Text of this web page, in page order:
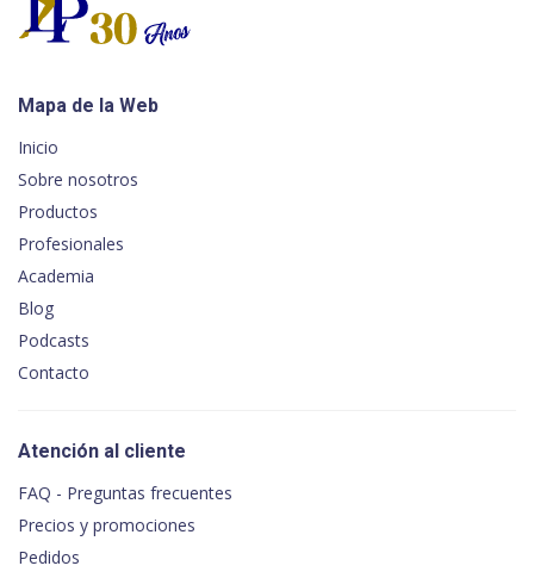
Mapa de la Web
Inicio
Sobre nosotros
Productos
Profesionales
Academia
Blog
Podcasts
Contacto
Atención al cliente
FAQ - Preguntas frecuentes
Precios y promociones
Pedidos